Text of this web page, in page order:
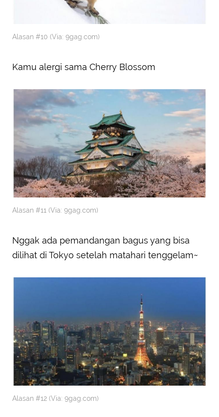
Alasan #10 (Via: 9gag.com)
Kamu alergi sama Cherry Blossom
Alasan #11 (Via: 9gag.com)
Nggak ada pemandangan bagus yang bisa
dilihat di Tokyo setelah matahari tenggelam~
Alasan #12 (Via: 9gag.com)